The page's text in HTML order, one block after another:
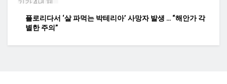
플로리다서 ‘살 파먹는 박테리아’ 사망자 발생 … “해안가 각
별한 주의”